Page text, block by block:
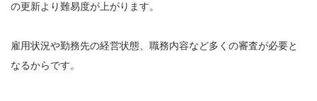
の更新より難易度が上がります。
雇用状況や勤務先の経営状態、職務内容など多くの審査が必要と
なるからです。